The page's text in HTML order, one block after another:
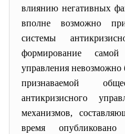
влиянию негативных
вполне возможно
системы
формирование самой
управления невозможно
признаваемой
антикризисного
механизмов,
время